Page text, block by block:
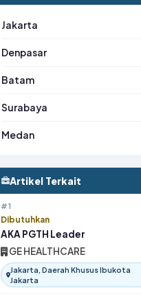
Jakarta
Denpasar
Batam
Surabaya
Medan
Artikel Terkait
#1
Dibutuhkan
AKA PGTH Leader
GE HEALTHCARE
Jakarta, Daerah Khusus Ibukota
Jakarta